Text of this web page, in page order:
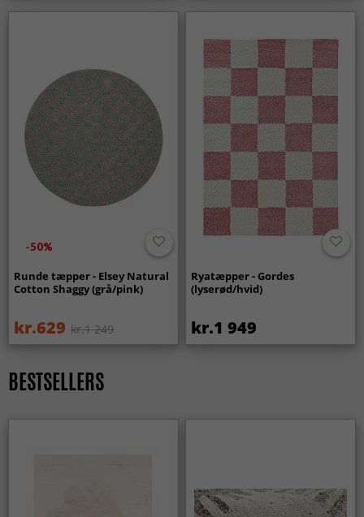
-50%
Runde tæpper - Elsey Natural
Cotton Shaggy (grå/pink)
kr.629 kr.1 249
Ryatæpper - Gordes
(lyserød/hvid)
kr.1 949
BESTSELLERS